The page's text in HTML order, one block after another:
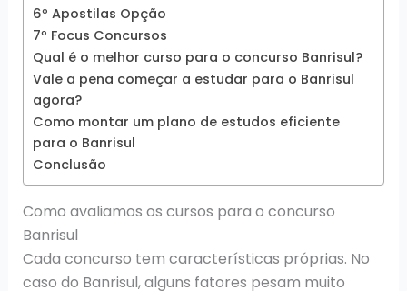
6º Apostilas Opção
7º Focus Concursos
Qual é o melhor curso para o concurso Banrisul?
Vale a pena começar a estudar para o Banrisul
agora?
Como montar um plano de estudos eficiente
para o Banrisul
Conclusão
Como avaliamos os cursos para o concurso
Banrisul
Cada concurso tem características próprias. No
caso do Banrisul, alguns fatores pesam muito